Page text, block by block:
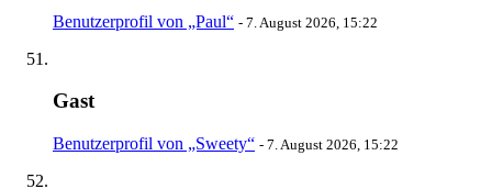
Benutzerprofil von „Paul“ - 7. August 2026, 15:22
Gast
Benutzerprofil von „Sweety“ - 7. August 2026, 15:22